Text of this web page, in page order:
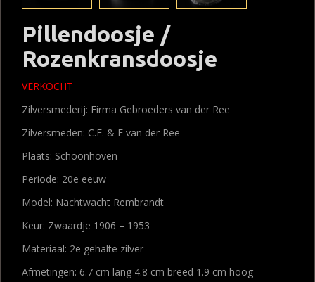
Pillendoosje /
Rozenkransdoosje
VERKOCHT
Zilversmederij: Firma Gebroeders van der Ree
Zilversmeden: C.F. & E van der Ree
Plaats: Schoonhoven
Periode: 20e eeuw
Model: Nachtwacht Rembrandt
Keur: Zwaardje 1906 – 1953
Materiaal: 2e gehalte zilver
Afmetingen: 6.7 cm lang 4.8 cm breed 1.9 cm hoog